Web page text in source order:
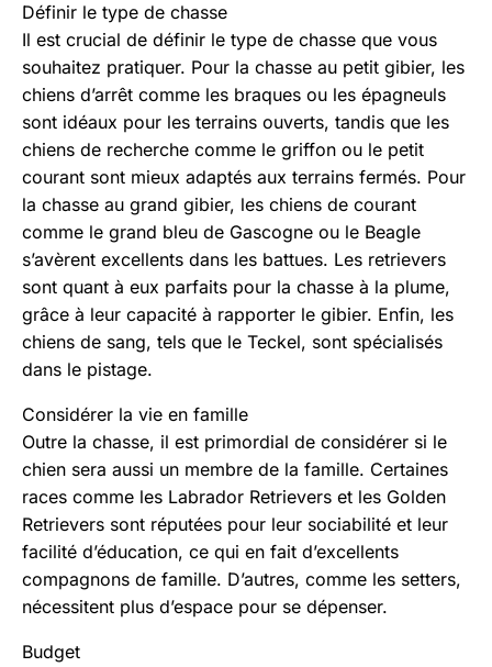
Définir le type de chasse
Il est crucial de définir le type de chasse que vous
souhaitez pratiquer. Pour la chasse au petit gibier, les
chiens d’arrêt comme les braques ou les épagneuls
sont idéaux pour les terrains ouverts, tandis que les
chiens de recherche comme le griffon ou le petit
courant sont mieux adaptés aux terrains fermés. Pour
la chasse au grand gibier, les chiens de courant
comme le grand bleu de Gascogne ou le Beagle
s’avèrent excellents dans les battues. Les retrievers
sont quant à eux parfaits pour la chasse à la plume,
grâce à leur capacité à rapporter le gibier. Enfin, les
chiens de sang, tels que le Teckel, sont spécialisés
dans le pistage.
Considérer la vie en famille
Outre la chasse, il est primordial de considérer si le
chien sera aussi un membre de la famille. Certaines
races comme les Labrador Retrievers et les Golden
Retrievers sont réputées pour leur sociabilité et leur
facilité d’éducation, ce qui en fait d’excellents
compagnons de famille. D’autres, comme les setters,
nécessitent plus d’espace pour se dépenser.
Budget